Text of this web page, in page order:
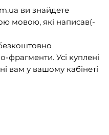
(1015)
(527)
(55)
ви знайдете
мовою, які написав(-
фрагменти. Усі куплені
вам у вашому кабінеті